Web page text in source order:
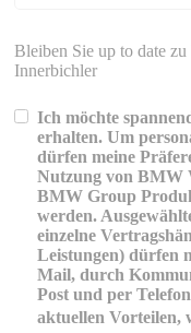
Bleiben Sie up to date
Innerbichler
Ich möchte
erhalten. Um
dürfen meine
Nutzung von BMW
BMW Group
werden.
einzelne
Leistungen) dürfen
Mail, durch
Post und per
aktuellen Vorteilen,